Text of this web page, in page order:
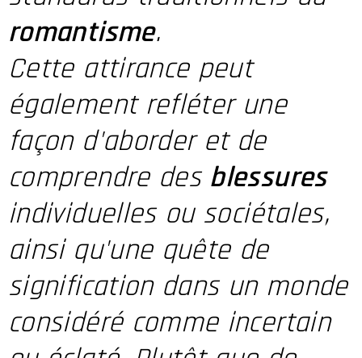
romantisme.
Cette attirance peut
également refléter une
façon d'aborder et de
comprendre des blessures
individuelles ou sociétales,
ainsi qu'une quête de
signification dans un monde
considéré comme incertain